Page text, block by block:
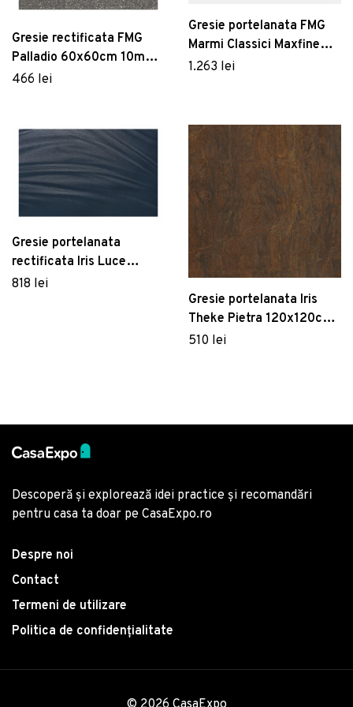
Gresie rectificata FMG
Palladio 60x60cm 10mm
Pisani naturale
466 lei
Gresie portelanata FMG
Marmi Classici Maxfine
300x150cm 6mm Blue de
1.263 lei
Gresie portelanata
rectificata Iris Luce
300x100cm 6mm blue
818 lei
Gresie portelanata Iris
Theke Pietra 120x120cm
8mm bronzite naturale
510 lei
Descoperă și explorează idei practice și recomandări
pentru casa ta doar pe CasaExpo.ro
Despre noi
Contact
Termeni de utilizare
Politica de confidențialitate